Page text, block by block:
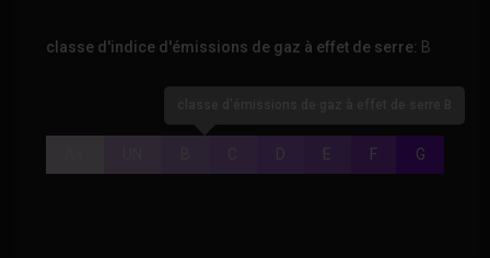
classe d'indice d'émissions de gaz à effet de serre: B
D E F G